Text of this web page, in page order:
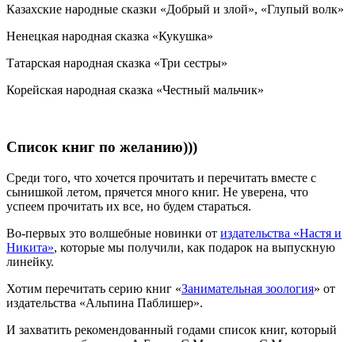
Казахские народные сказки «Добрый и злой», «Глупый волк»
Ненецкая народная сказка «Кукушка»
Татарская народная сказка «Три сестры»
Корейская народная сказка «Честный мальчик»
Список книг по желанию)))
Среди того, что хочется прочитать и перечитать вместе с
сынишкой летом, прячется много книг. Не уверена, что
успеем прочитать их все, но будем стараться.
Во-первых это волшебные новинки от издательства «Настя и
Никита», которые мы получили, как подарок на выпускную
линейку.
Хотим перечитать серию книг «Занимательная зоология» от
издательства «Альпина Паблишер».
И захватить рекомендованный годами список книг, который